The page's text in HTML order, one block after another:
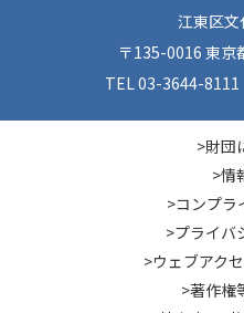
江東区文
〒135-0016 東京
TEL 03-3644-
>財団
>情
>コンプラ
>プライバ
>ウェブアク
>著作権